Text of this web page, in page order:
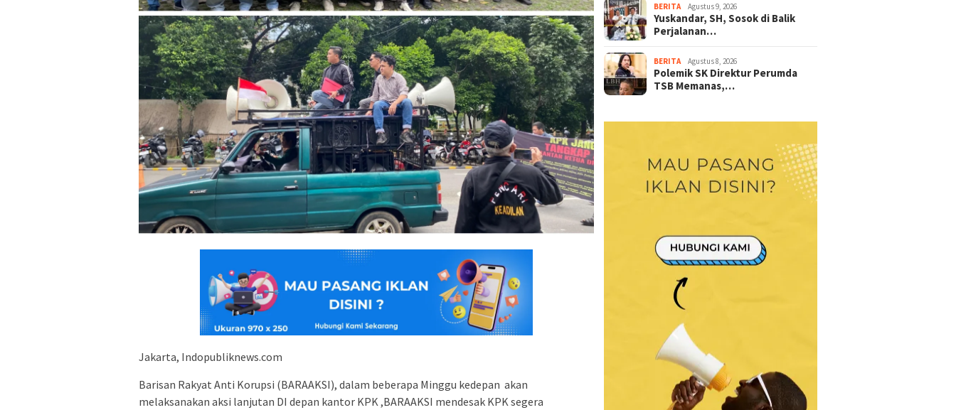
Jakarta, Indopubliknews.com
Barisan Rakyat Anti Korupsi (BARAAKSI), dalam beberapa Minggu kedepan akan
melaksanakan aksi lanjutan DI depan kantor KPK ,BARAAKSI mendesak KPK segera
BERITA Agustus 9, 2026
Yuskandar, SH, Sosok di Balik
Perjalanan…
BERITA Agustus 8, 2026
Polemik SK Direktur Perumda
TSB Memanas,…